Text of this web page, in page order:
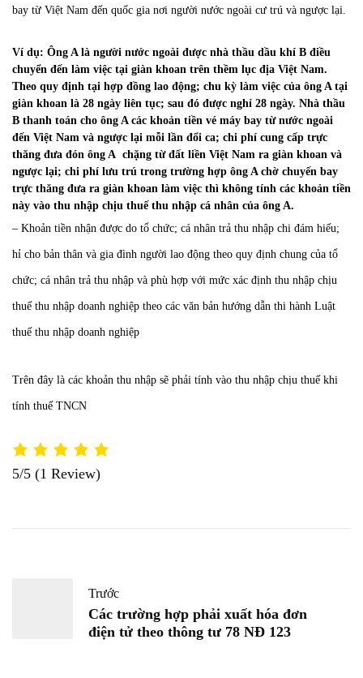
bay từ Việt Nam đến quốc gia nơi người nước ngoài cư trú và ngược lại.
Ví dụ: Ông A là người nước ngoài được nhà thầu dầu khí B điều
chuyển đến làm việc tại giàn khoan trên thềm lục địa Việt Nam.
Theo quy định tại hợp đồng lao động; chu kỳ làm việc của ông A tại
giàn khoan là 28 ngày liên tục; sau đó được nghỉ 28 ngày. Nhà thầu
B thanh toán cho ông A các khoản tiền vé máy bay từ nước ngoài
đến Việt Nam và ngược lại mỗi lần đổi ca; chi phí cung cấp trực
thăng đưa đón ông A chặng từ đất liền Việt Nam ra giàn khoan và
ngược lại; chi phí lưu trú trong trường hợp ông A chờ chuyến bay
trực thăng đưa ra giàn khoan làm việc thì không tính các khoản tiền
này vào thu nhập chịu thuế thu nhập cá nhân của ông A.
– Khoản tiền nhận được do tổ chức; cá nhân trả thu nhập chi đám hiếu;
hỉ cho bản thân và gia đình người lao động theo quy định chung của tổ
chức; cá nhân trả thu nhập và phù hợp với mức xác định thu nhập chịu
thuế thu nhập doanh nghiệp theo các văn bản hướng dẫn thi hành Luật
thuế thu nhập doanh nghiệp
Trên đây là các khoản thu nhập sẽ phải tính vào thu nhập chịu thuế khi
tính thuế TNCN
5/5 (1 Review)
Trước
Các trường hợp phải xuất hóa đơn
điện tử theo thông tư 78 NĐ 123